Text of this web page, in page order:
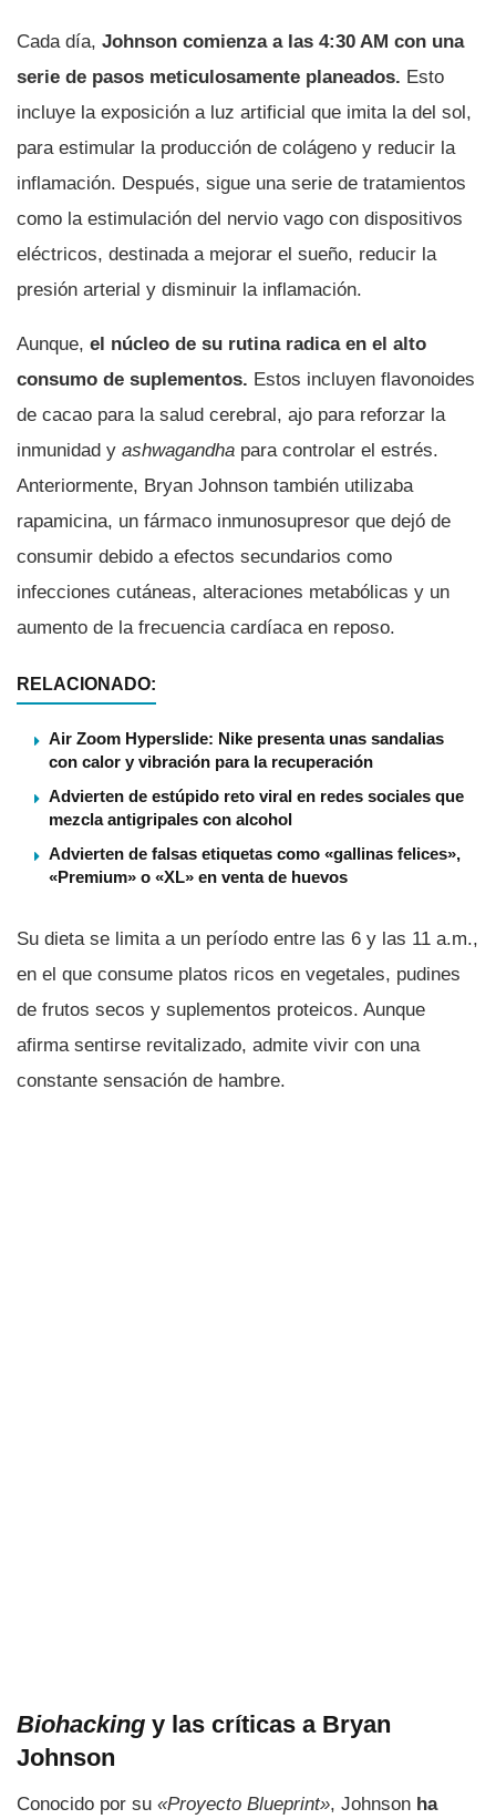
Cada día, Johnson comienza a las 4:30 AM con una
serie de pasos meticulosamente planeados. Esto
incluye la exposición a luz artificial que imita la del sol,
para estimular la producción de colágeno y reducir la
inflamación. Después, sigue una serie de tratamientos
como la estimulación del nervio vago con dispositivos
eléctricos, destinada a mejorar el sueño, reducir la
presión arterial y disminuir la inflamación.
Aunque, el núcleo de su rutina radica en el alto
consumo de suplementos. Estos incluyen flavonoides
de cacao para la salud cerebral, ajo para reforzar la
inmunidad y ashwagandha para controlar el estrés.
Anteriormente, Bryan Johnson también utilizaba
rapamicina, un fármaco inmunosupresor que dejó de
consumir debido a efectos secundarios como
infecciones cutáneas, alteraciones metabólicas y un
aumento de la frecuencia cardíaca en reposo.
RELACIONADO:
Air Zoom Hyperslide: Nike presenta unas sandalias
con calor y vibración para la recuperación
Advierten de estúpido reto viral en redes sociales que
mezcla antigripales con alcohol
Advierten de falsas etiquetas como «gallinas felices»,
«Premium» o «XL» en venta de huevos
Su dieta se limita a un período entre las 6 y las 11 a.m.,
en el que consume platos ricos en vegetales, pudines
de frutos secos y suplementos proteicos. Aunque
afirma sentirse revitalizado, admite vivir con una
constante sensación de hambre.
Biohacking y las críticas a Bryan
Johnson
Conocido por su «Proyecto Blueprint», Johnson ha